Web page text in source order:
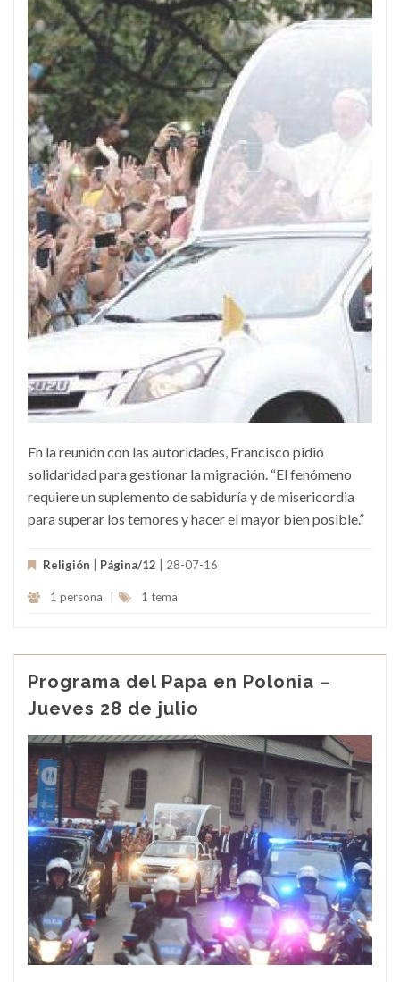
En la reunión con las autoridades, Francisco pidió
solidaridad para gestionar la migración. “El fenómeno
requiere un suplemento de sabiduría y de misericordia
para superar los temores y hacer el mayor bien posible.”
Religión | Página/12 | 28-07-16
1 persona | 1 tema
Programa del Papa en Polonia –
Jueves 28 de julio